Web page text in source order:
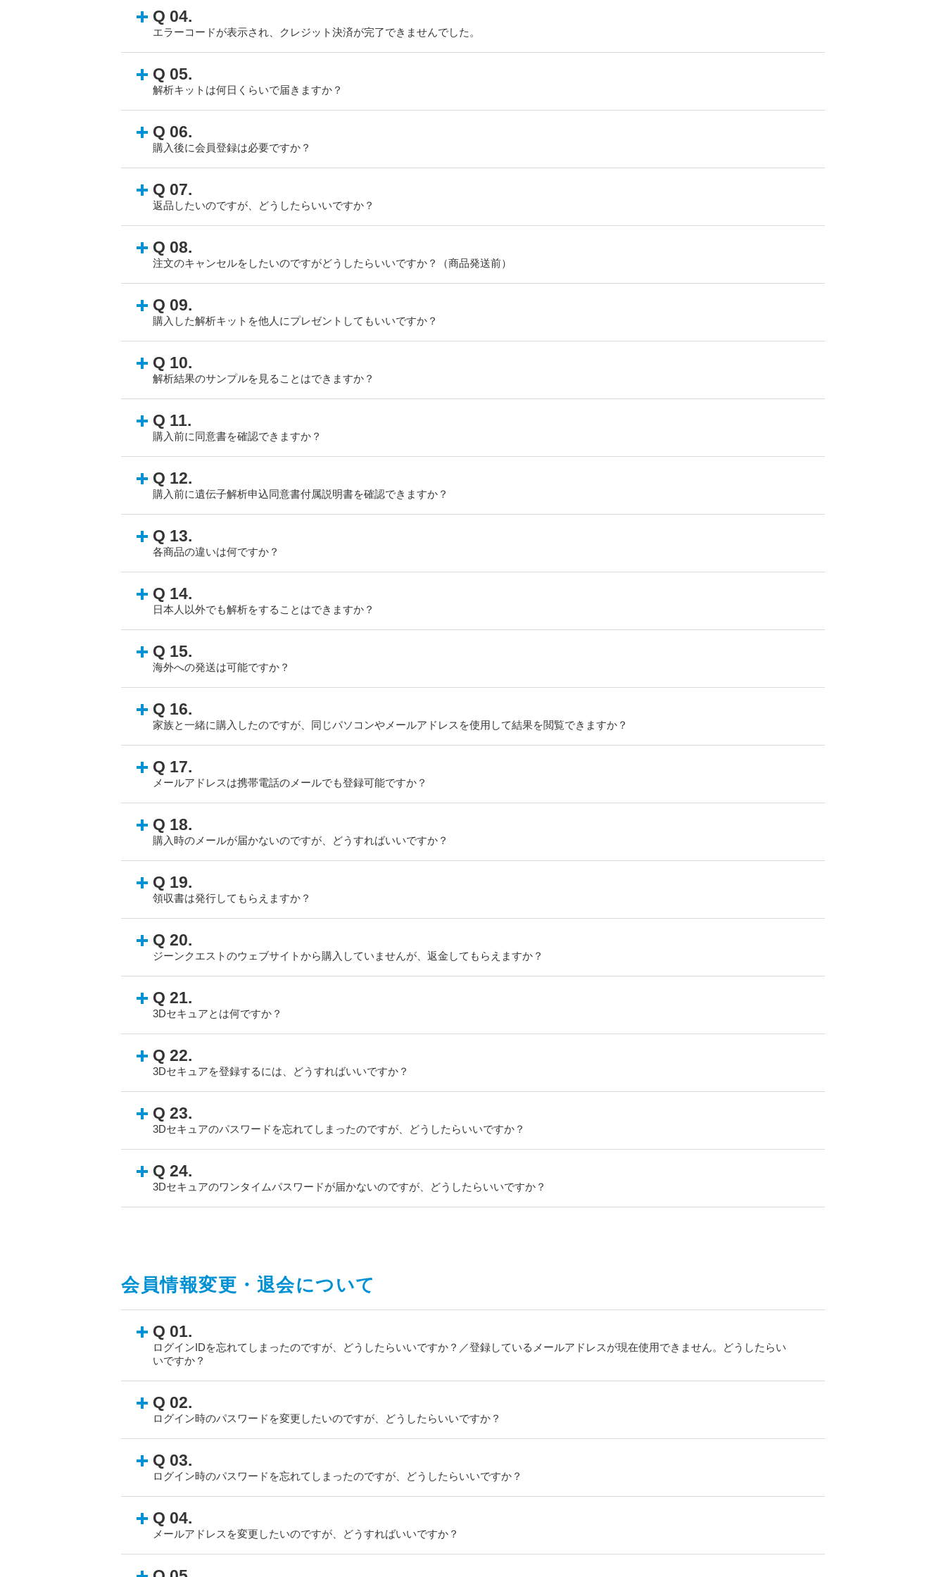
Q 04.
エラーコードが表示され、クレジット決済が完了できませんでした。
Q 05.
解析キットは何日くらいで届きますか？
Q 06.
購入後に会員登録は必要ですか？
Q 07.
返品したいのですが、どうしたらいいですか？
Q 08.
注文のキャンセルをしたいのですがどうしたらいいですか？（商品発送前）
Q 09.
購入した解析キットを他人にプレゼントしてもいいですか？
Q 10.
解析結果のサンプルを見ることはできますか？
Q 11.
購入前に同意書を確認できますか？
Q 12.
購入前に遺伝子解析申込同意書付属説明書を確認できますか？
Q 13.
各商品の違いは何ですか？
Q 14.
日本人以外でも解析をすることはできますか？
Q 15.
海外への発送は可能ですか？
Q 16.
家族と一緒に購入したのですが、同じパソコンやメールアドレスを使用して結果を閲覧できますか？
Q 17.
メールアドレスは携帯電話のメールでも登録可能ですか？
Q 18.
購入時のメールが届かないのですが、どうすればいいですか？
Q 19.
領収書は発行してもらえますか？
Q 20.
ジーンクエストのウェブサイトから購入していませんが、返金してもらえますか？
Q 21.
3Dセキュアとは何ですか？
Q 22.
3Dセキュアを登録するには、どうすればいいですか？
Q 23.
3Dセキュアのパスワードを忘れてしまったのですが、どうしたらいいですか？
Q 24.
3Dセキュアのワンタイムパスワードが届かないのですが、どうしたらいいですか？
会員情報変更・退会について
Q 01.
ログインIDを忘れてしまったのですが、どうしたらいいですか？／登録しているメールアドレスが現在使用できません。どうしたらい
いですか？
Q 02.
ログイン時のパスワードを変更したいのですが、どうしたらいいですか？
Q 03.
ログイン時のパスワードを忘れてしまったのですが、どうしたらいいですか？
Q 04.
メールアドレスを変更したいのですが、どうすればいいですか？